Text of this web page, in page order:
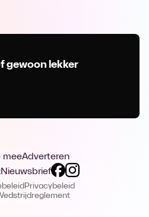
gewoon lekker
meeAdverteren
Nieuwsbrief
Privacybeleid